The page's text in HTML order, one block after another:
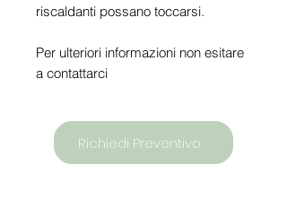
riscaldanti possano toccarsi.
Per ulteriori informazioni non esitare
a contattarci
Richiedi Preventivo